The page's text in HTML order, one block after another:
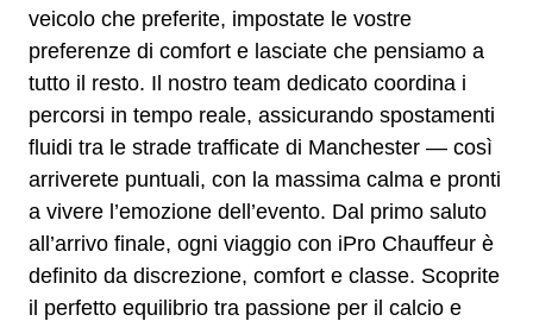
veicolo che preferite, impostate le vostre
preferenze di comfort e lasciate che pensiamo a
tutto il resto. Il nostro team dedicato coordina i
percorsi in tempo reale, assicurando spostamenti
fluidi tra le strade trafficate di Manchester — così
arriverete puntuali, con la massima calma e pronti
a vivere l’emozione dell’evento. Dal primo saluto
all’arrivo finale, ogni viaggio con iPro Chauffeur è
definito da discrezione, comfort e classe. Scoprite
il perfetto equilibrio tra passione per il calcio e